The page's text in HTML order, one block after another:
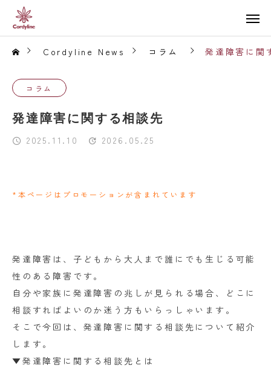
Cordyline News コラム 発達障害に関
コラム
発達障害に関する相談先
2025.11.10 2026.05.25
*本ページはプロモーションが含まれています
発達障害は、子どもから大人まで誰にでも生じる可能
性のある障害です。
自分や家族に発達障害の兆しが見られる場合、どこに
相談すればよいのか迷う方もいらっしゃいます。
そこで今回は、発達障害に関する相談先について紹介
します。
▼発達障害に関する相談先とは